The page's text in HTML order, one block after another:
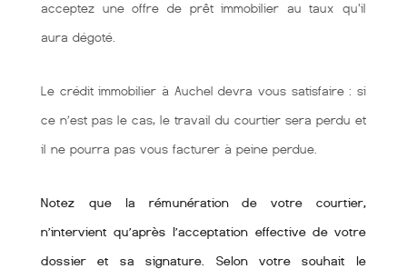
acceptez une offre de prêt immobilier au taux qu'il
aura dégoté.
Le crédit immobilier à Auchel devra vous satisfaire : si
ce n’est pas le cas, le travail du courtier sera perdu et
il ne pourra pas vous facturer à peine perdue.
Notez que la rémunération de votre courtier,
n’intervient qu’après l’acceptation effective de votre
dossier et sa signature. Selon votre souhait le